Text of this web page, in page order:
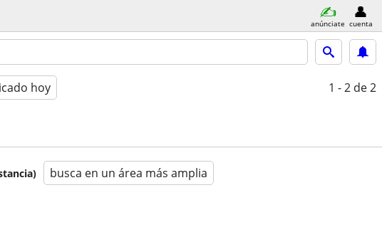
anúnciate cuenta
hoy 1 - 2 de 2
busca en un área más amplia